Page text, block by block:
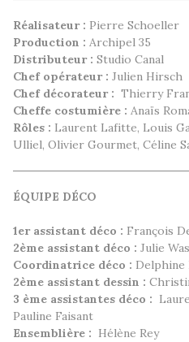
Réalisateur : Pierre Schoeller
Production : Archipel 35
Distributeur : Studio Canal
Chef opérateur : Julien Hirsch
Chef décorateur : Thierry
Cheffe costumière : Anaïs
Rôles : Laurent Lafitte, Louis
Ulliel, Olivier Gourmet, Céline
ÉQUIPE DÉCO
1er assistant déco : François
2ème assistant déco : Julie
Coordinatrice déco : Delphine
2ème assistant dessin :
3 ème assistantes déco :
Pauline Faisant
Ensemblière : Hélène Rey